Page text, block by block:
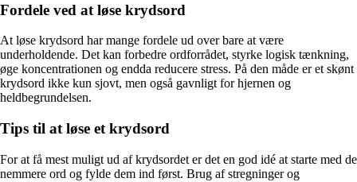
Fordele ved at løse krydsord
At løse krydsord har mange fordele ud over bare at være
underholdende. Det kan forbedre ordforrådet, styrke logisk tænkning,
øge koncentrationen og endda reducere stress. På den måde er et skønt
krydsord ikke kun sjovt, men også gavnligt for hjernen og
heldbegrundelsen.
Tips til at løse et krydsord
For at få mest muligt ud af krydsordet er det en god idé at starte med de
nemmere ord og fylde dem ind først. Brug af stregninger og